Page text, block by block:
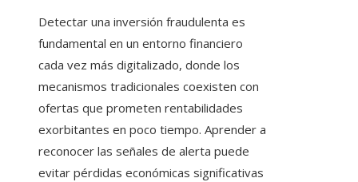
Detectar una inversión fraudulenta es
fundamental en un entorno financiero
cada vez más digitalizado, donde los
mecanismos tradicionales coexisten con
ofertas que prometen rentabilidades
exorbitantes en poco tiempo. Aprender a
reconocer las señales de alerta puede
evitar pérdidas económicas significativas